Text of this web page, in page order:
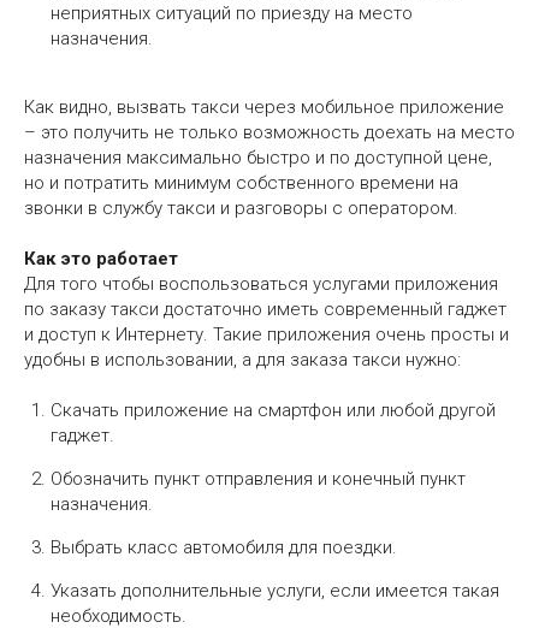
неприятных ситуаций по приезду на место
назначения.
Как видно, вызвать такси через мобильное приложение
– это получить не только возможность доехать на место
назначения максимально быстро и по доступной цене,
но и потратить минимум собственного времени на
звонки в службу такси и разговоры с оператором.
Как это работает
Для того чтобы воспользоваться услугами приложения
по заказу такси достаточно иметь современный гаджет
и доступ к Интернету. Такие приложения очень просты и
удобны в использовании, а для заказа такси нужно:
Скачать приложение на смартфон или любой другой
гаджет.
Обозначить пункт отправления и конечный пункт
назначения.
Выбрать класс автомобиля для поездки.
Указать дополнительные услуги, если имеется такая
необходимость.